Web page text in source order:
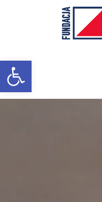
Otwórz pasek narzędzi